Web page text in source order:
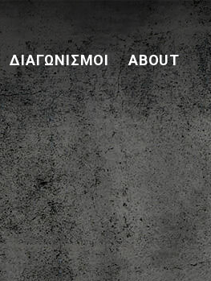
ΔΙΑΓΩΝΙΣΜΟΊ ABOUT